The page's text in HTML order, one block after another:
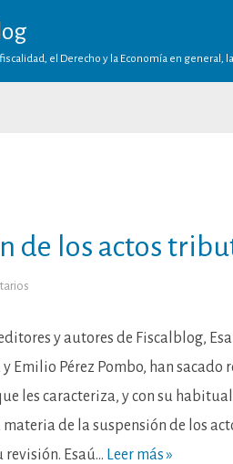
el Derecho y la Economía en general,
de los actos
la
suspensión
de
los
tributarios.
y autores de Fiscalblog,
Emilio Pérez Pombo, han sacado
les caracteriza, y con su
de la suspensión de los
revisión. Esaú… Leer más »